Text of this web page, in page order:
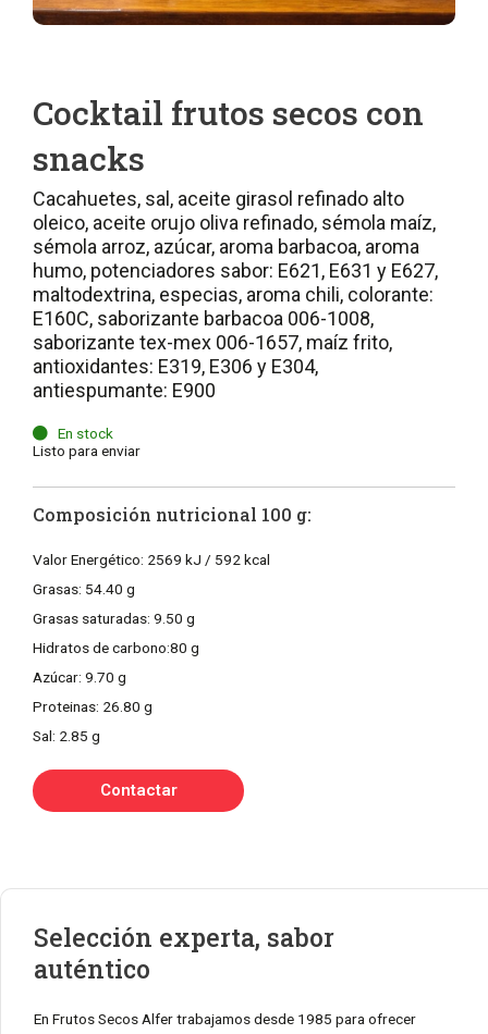
Cocktail frutos secos con
snacks
Cacahuetes, sal, aceite girasol refinado alto
oleico, aceite orujo oliva refinado, sémola maíz,
sémola arroz, azúcar, aroma barbacoa, aroma
humo, potenciadores sabor: E621, E631 y E627,
maltodextrina, especias, aroma chili, colorante:
E160C, saborizante barbacoa 006-1008,
saborizante tex-mex 006-1657, maíz frito,
antioxidantes: E319, E306 y E304,
antiespumante: E900
En stock
Listo para enviar
Composición nutricional 100 g:
Valor Energético: 2569 kJ / 592 kcal
Grasas: 54.40 g
Grasas saturadas: 9.50 g
Hidratos de carbono:80 g
Azúcar: 9.70 g
Proteinas: 26.80 g
Sal: 2.85 g
Contactar
Selección experta, sabor
auténtico
En Frutos Secos Alfer trabajamos desde 1985 para ofrecer